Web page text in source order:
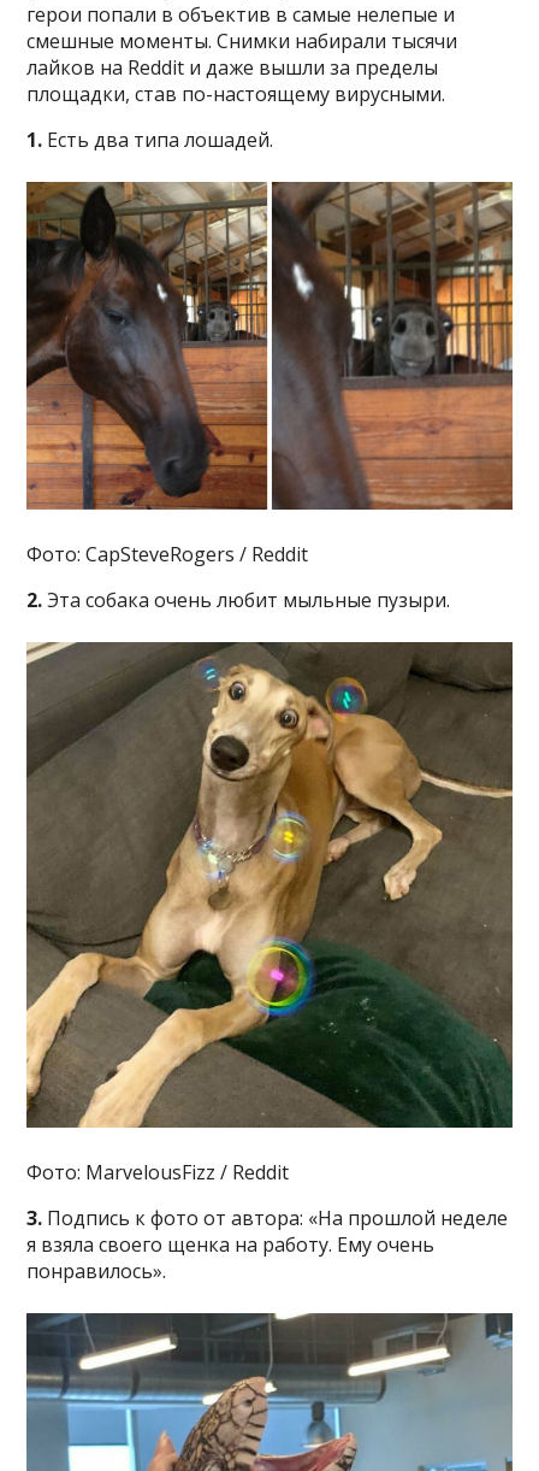
герои попали в объектив в самые нелепые и
смешные моменты. Снимки набирали тысячи
лайков на Reddit и даже вышли за пределы
площадки, став по-настоящему вирусными.
1. Есть два типа лошадей.
Фото: CapSteveRogers / Reddit
2.Эта собака очень любит мыльные пузыри.
Фото: MarvelousFizz / Reddit
3. Подпись к фото от автора: «На прошлой неделе
я взяла своего щенка на работу. Ему очень
понравилось».